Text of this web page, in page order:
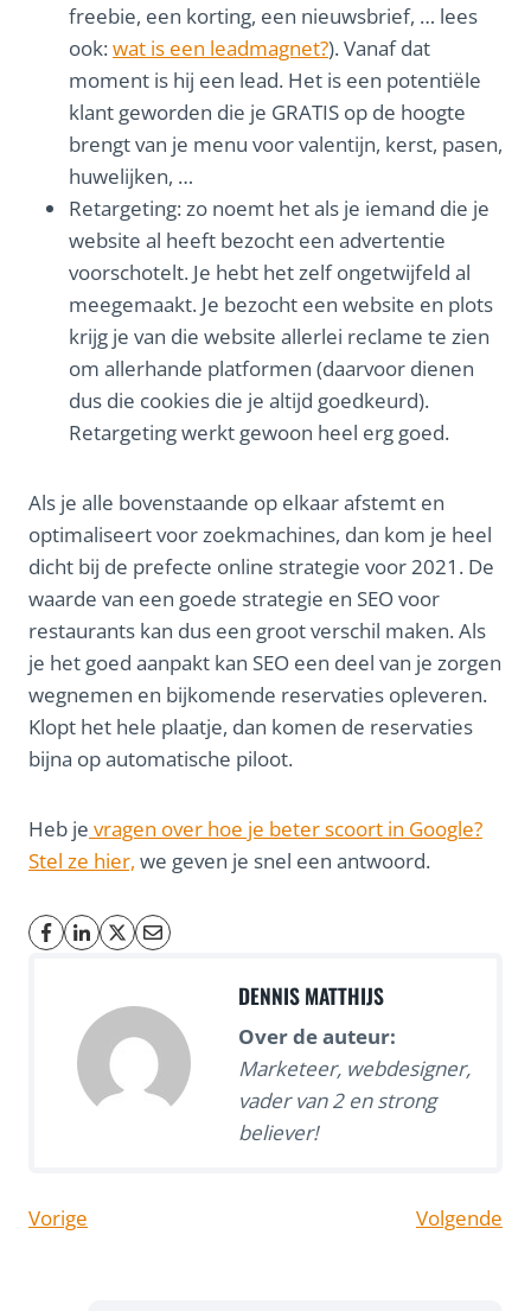
freebie, een korting, een nieuwsbrief, … lees
ook:wat is een leadmagnet?). Vanaf dat
moment is hij een lead. Het is een potentiële
klant geworden die je GRATIS op de hoogte
brengt van je menu voor valentijn, kerst, pasen,
huwelijken, …
Retargeting: zo noemt het als je iemand die je
website al heeft bezocht een advertentie
voorschotelt. Je hebt het zelf ongetwijfeld al
meegemaakt. Je bezocht een website en plots
krijg je van die website allerlei reclame te zien
om allerhande platformen (daarvoor dienen
dus die cookies die je altijd goedkeurd).
Retargeting werkt gewoon heel erg goed.
Als je alle bovenstaande op elkaar afstemt en
optimaliseert voor zoekmachines, dan kom je heel
dicht bij de prefecte online strategie voor 2021. De
waarde van een goede strategie en SEO voor
restaurants kan dus een groot verschil maken. Als
je het goed aanpakt kan SEO een deel van je zorgen
wegnemen en bijkomende reservaties opleveren.
Klopt het hele plaatje, dan komen de reservaties
bijna op automatische piloot.
Heb je vragen over hoe je beter scoort in Google?
Stel ze hier, we geven je snel een antwoord.
DENNIS MATTHIJS
Over de auteur:
Marketeer, webdesigner,
vader van 2 en strong
believer!
Vorige Volgende